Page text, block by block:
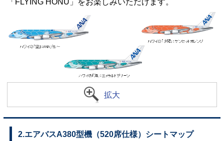
「FLYING HONU」をお楽しみいただけます。
拡大
2.エアバスA380型機（520席仕様）シートマップ